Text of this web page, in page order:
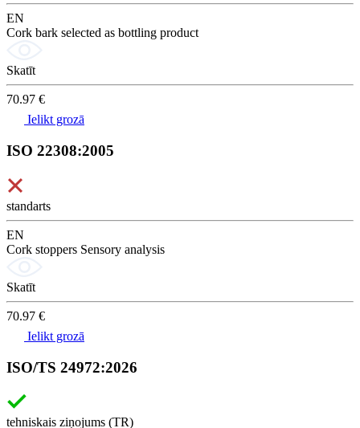
EN
Cork bark selected as bottling product
Skatīt
70.97 €
Ielikt grozā
ISO 22308:2005
standarts
EN
Cork stoppers Sensory analysis
Skatīt
70.97 €
Ielikt grozā
ISO/TS 24972:2026
tehniskais ziņojums (TR)